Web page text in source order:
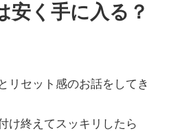
安く手に入る？
リセット感のお話をしてき
け終えてスッキリしたら